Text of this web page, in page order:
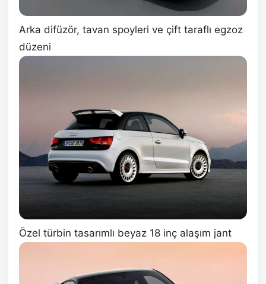
Arka difüzör, tavan spoyleri ve çift taraflı egzoz
düzeni
Özel türbin tasarımlı beyaz 18 inç alaşım jant